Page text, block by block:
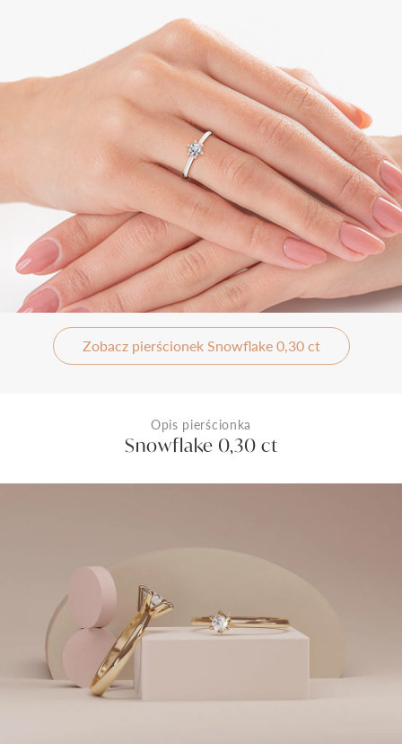
Zobacz pierścionek Snowflake 0,30 ct
Opis pierścionka
Snowflake 0,30 ct